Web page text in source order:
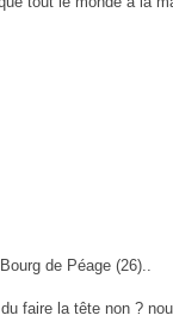
de Péage (26)..
faire la tête non ?